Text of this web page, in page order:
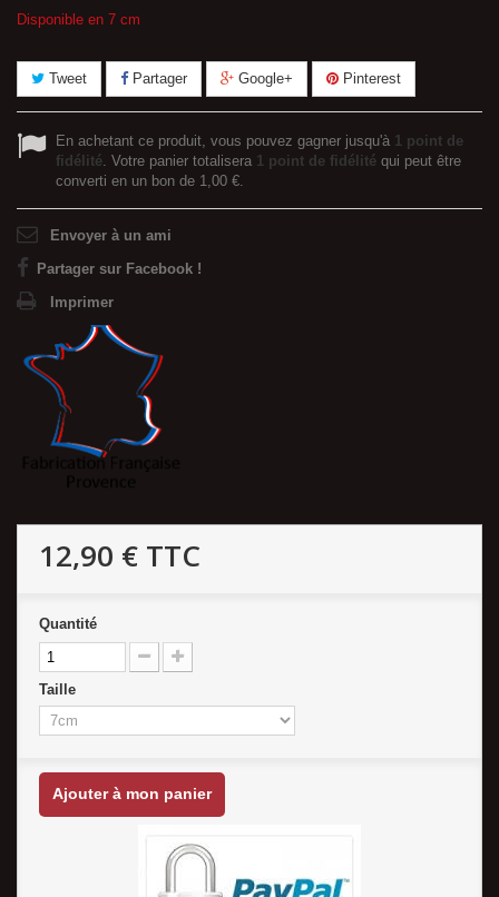
Disponible en 7 cm
Tweet Partager Google+ Pinterest
En achetant ce produit, vous pouvez gagner jusqu'à 1 point de
fidélité. Votre panier totalisera 1 point de fidélité qui peut être
converti en un bon de 1,00 €.
Envoyer à un ami
Partager sur Facebook !
Imprimer
12,90 € TTC
Quantité
Taille
Ajouter à mon panier